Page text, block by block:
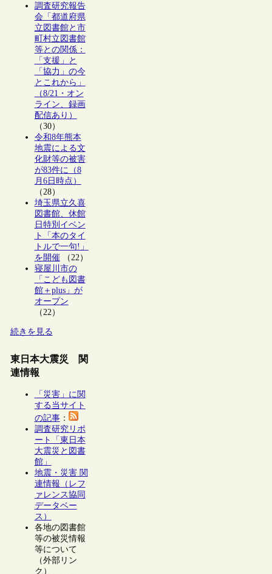
調査研究報告
会「都道府県
立図書館と市
町村立図書館
等との関係：
「支援」と
「協力」の今
とこれから」
（8/21・オン
ライン、録画
配信あり）
（30）
令和8年熊本
地震による文
化財等の被害
が83件に（8
月6日時点）
（28）
埼玉県立久喜
図書館、休館
日特別イベン
ト「本のタイ
トルで一句!」
を開催（22）
寝屋川市の
「こども図書
館＋plus」が
オープン
（22）
続きを見る
東日本大震災 関
連情報
「災害」に関
する当サイト
の記事：
調査研究リポ
ート「東日本
大震災と図書
館」
地震・災害 関
連情報（レフ
ァレンス協同
データベー
ス）
各地の図書館
等の被災情報
等について
（外部リン
ク）